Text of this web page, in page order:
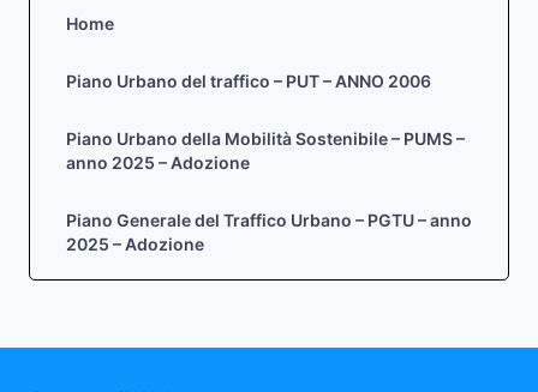
Home
Piano Urbano del traffico – PUT – ANNO 2006
Piano Urbano della Mobilità Sostenibile – PUMS –
anno 2025 – Adozione
Piano Generale del Traffico Urbano – PGTU – anno
2025 – Adozione